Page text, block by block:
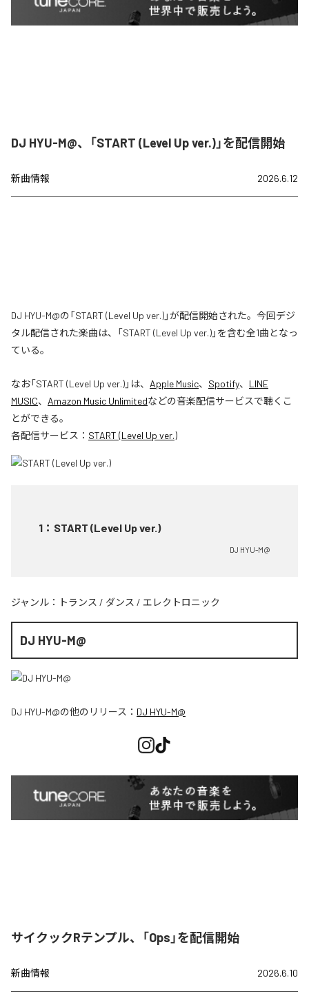
DJ HYU-M@、「START (Level Up ver.)」を配信開始
新曲情報 2026.6.12
DJ HYU-M@の「START (Level Up ver.)」が配信開始された。今回デジ
タル配信された楽曲は、「START (Level Up ver.)」を含む全1曲となっ
ている。
なお「START (Level Up ver.)」は、 Apple Music、 Spotify、 LINE
MUSIC、 Amazon Music Unlimitedなどの音楽配信サービスで聴くこ
とができる。
各配信サービス： START (Level Up ver.)
1 ： START (Level Up ver.)
DJ HYU-M@
ジャンル： トランス / ダンス / エレクトロニック
DJ HYU-M@
DJ HYU-M@の他のリリース： DJ HYU-M@
サイクックRテンプル、「Ops」を配信開始
新曲情報 2026.6.10